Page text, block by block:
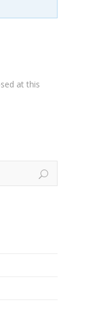
at this